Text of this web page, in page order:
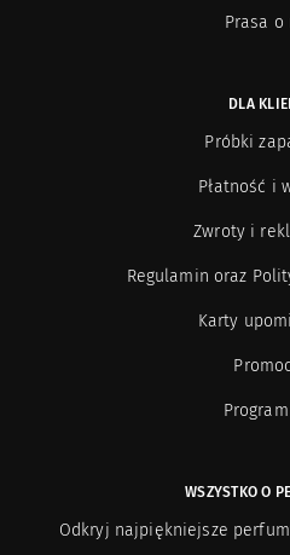
Prasa o
DLA
Próbki
Karty
WSZYSTKO O
Odkryj najpiękniejsze